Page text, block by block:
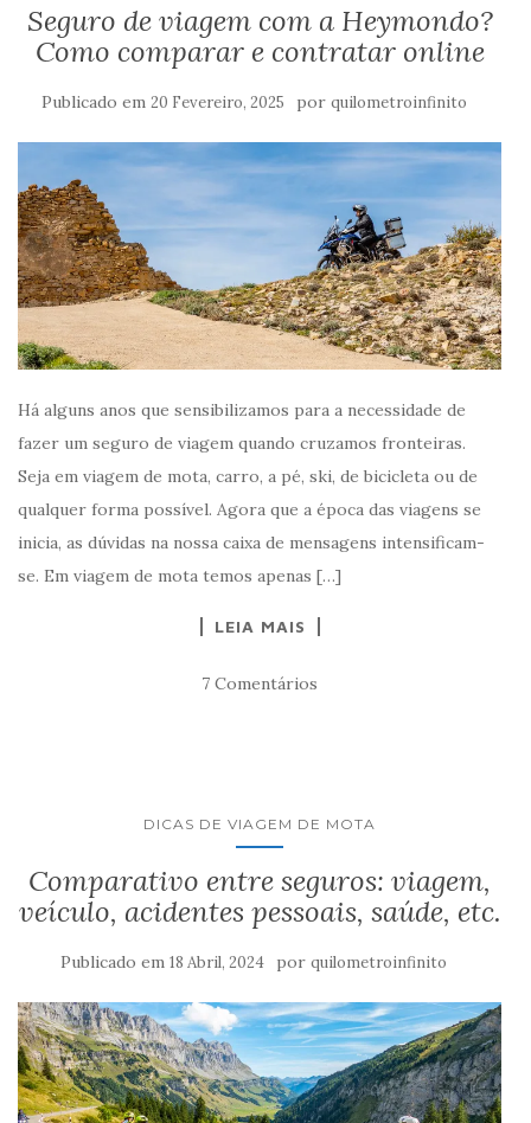
Seguro de viagem com a Heymondo?
Como comparar e contratar online
Publicado em 20 Fevereiro, 2025 por quilometroinfinito
Há alguns anos que sensibilizamos para a necessidade de
fazer um seguro de viagem quando cruzamos fronteiras.
Seja em viagem de mota, carro, a pé, ski, de bicicleta ou de
qualquer forma possível. Agora que a época das viagens se
inicia, as dúvidas na nossa caixa de mensagens intensificam-
se. Em viagem de mota temos apenas […]
LEIA MAIS
7 Comentários
DICAS DE VIAGEM DE MOTA
Comparativo entre seguros: viagem,
veículo, acidentes pessoais, saúde, etc.
Publicado em 18 Abril, 2024 por quilometroinfinito